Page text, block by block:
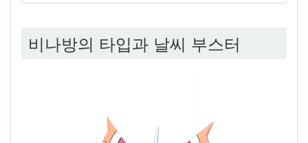
비나방의 타입과 날씨 부스터